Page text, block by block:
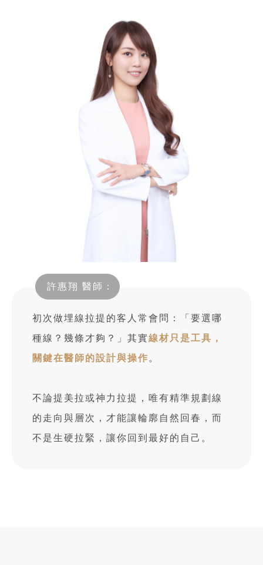
許惠翔 醫師：
初次做埋線拉提的客人常會問：「要選哪
種線？幾條才夠？」其實線材只是工具，
關鍵在醫師的設計與操作 。
不論提美拉或神力拉提，唯有精準規劃線
的走向與層次，才能讓輪廓自然回春，而
不是生硬拉緊，讓你回到最好的自己。